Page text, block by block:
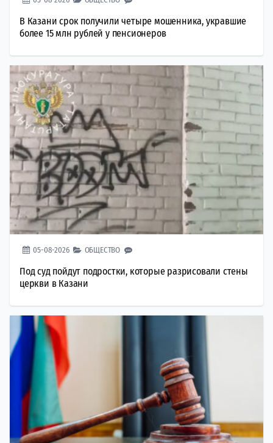
В Казани срок получили четыре мошенника, укравшие
более 15 млн рублей у пенсионеров
05-08-2026 ОБЩЕСТВО
Под суд пойдут подростки, которые разрисовали стены
церкви в Казани